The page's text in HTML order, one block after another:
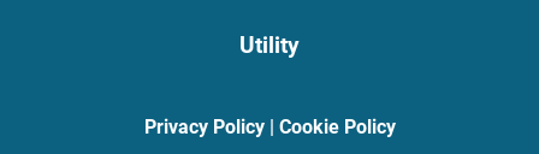
Utility
Privacy Policy| Cookie Policy